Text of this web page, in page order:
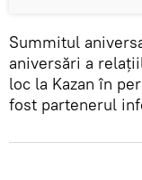
Summitul
aniversări a
loc la Kazan în
fost partenerul